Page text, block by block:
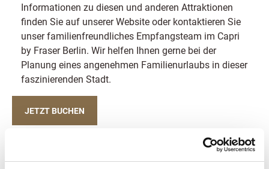
Informationen zu diesen und anderen Attraktionen
finden Sie auf unserer Website oder kontaktieren Sie
unser familienfreundliches Empfangsteam im Capri
by Fraser Berlin. Wir helfen Ihnen gerne bei der
Planung eines angenehmen Familienurlaubs in dieser
faszinierenden Stadt.
JETZT BUCHEN